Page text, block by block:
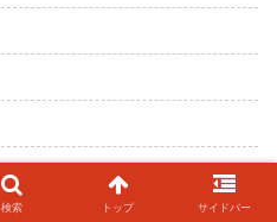
検索 トップ サイドバー